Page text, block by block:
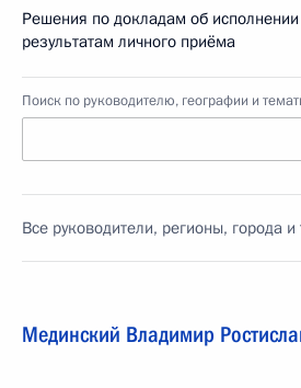
Решения по докладам об
результатам личного приёма
Поиск по руководителю, географии и
Все руководители, регионы, города
Мединский Владимир